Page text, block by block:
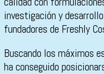
investigación y
fundadores de Freshly
Buscando los máximos
ha conseguido